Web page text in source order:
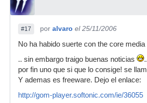
#17 por alvaro el 25/11/2006
No ha habido suerte con the core media
.. sin embargo traigo buenas noticias
por fin uno que si que lo consige! se
Y ademas es freeware. Dejo el enlace:
http://gom-player.softonic.com/ie/36055